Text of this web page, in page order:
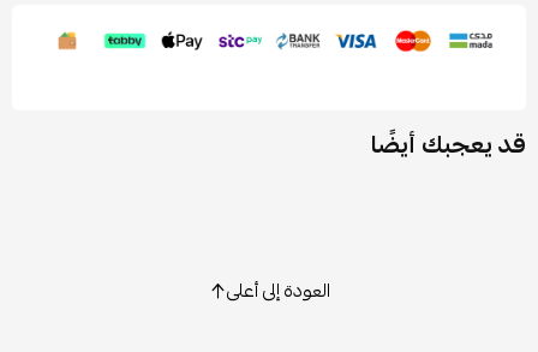
قد يعجبك أيضًا
العودة إلى أعلى